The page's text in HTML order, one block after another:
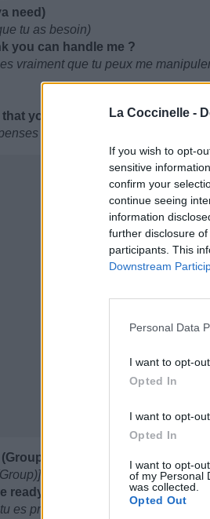
La Coccinelle -
If you wish to opt-
sensitive
confirm your
continue seeing
information
further disclosure
participants. This
Downstream
Personal Data
I want to opt-
Opted In
I want to opt-
Opted In
I want to opt-
of my Personal
was collected.
Opted Out
need)
tu as besoin)
you can handle me ?
vraiment que tu peux me
you can handle me ?
que tu peux me manipuler ?
ready)
es prêt)